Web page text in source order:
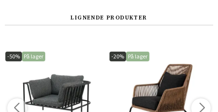
LIGNENDE PRODUKTER
-50% På lager -20% På lager